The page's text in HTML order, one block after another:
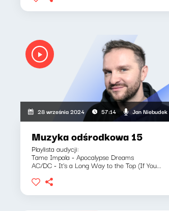
28 września 2024 57:14 Jan Niebudek
Muzyka odśrodkowa 15
Playlista audycji:
Tame Impala - Apocalypse Dreams
AC/DC - It's a Long Way to the Top (If You...